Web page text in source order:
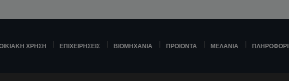
ΧΡΉΣΗ ΕΠΙΧΕΙΡΉΣΕΙΣ ΒΙΟΜΗΧΑΝΊΑ ΠΡΟΪΌΝΤΑ ΜΕΛΆΝΙΑ